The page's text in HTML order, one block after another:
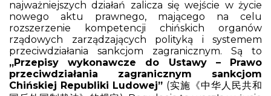
najważniejszych działań zalicza się wejście w życie
nowego aktu prawnego, mającego na celu
rozszerzenie kompetencji chińskich organów
rządowych zarządzających polityką i systemem
przeciwdziałania sankcjom zagranicznym. Są to
„Przepisy wykonawcze do Ustawy – Prawo
przeciwdziałania zagranicznym sankcjom
Chińskiej Republiki Ludowej” (实施《中华人民共和